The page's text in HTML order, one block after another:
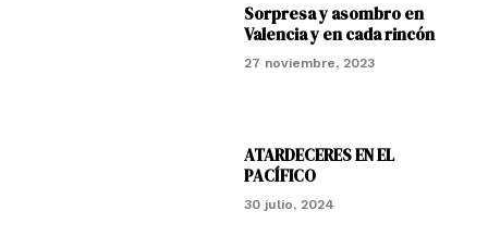
Sorpresa y asombro en
Valencia y en cada rincón
27 noviembre, 2023
ATARDECERES EN EL
PACÍFICO
30 julio, 2024